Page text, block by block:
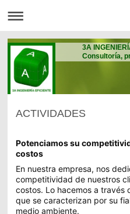
3A
Consultoría,
ACTIVIDADES
Potenciamos su
costos
En nuestra empresa, nos
competitividad de nuestros
costos. Lo hacemos a través
que se caracterizan por su
medio ambiente.